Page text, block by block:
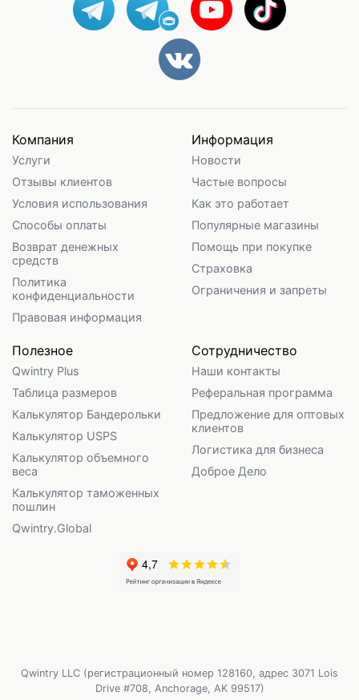
Компания
Услуги
Отзывы клиентов
Условия использования
Способы оплаты
Возврат денежных
средств
Политика
конфиденциальности
Правовая информация
Информация
Новости
Частые вопросы
Как это работает
Популярные магазины
Помощь при покупке
Страховка
Ограничения и запреты
Полезное
Qwintry Plus
Таблица размеров
Калькулятор Бандерольки
Калькулятор USPS
Калькулятор объемного
веса
Калькулятор таможенных
пошлин
Qwintry.Global
Сотрудничество
Наши контакты
Реферальная программа
Предложение для оптовых
клиентов
Логистика для бизнеса
Доброе Дело
Qwintry LLC (регистрационный номер 128160, адрес 3071 Lois
Drive #708, Anchorage, AK 99517)